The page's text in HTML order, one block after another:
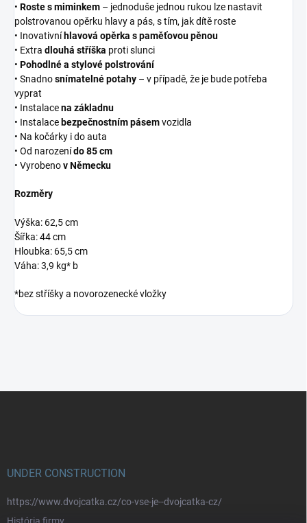
• Roste s miminkem – jednoduše jednou rukou lze nastavit
polstrovanou opěrku hlavy a pás, s tím, jak dítě roste
• Inovativní hlavová opěrka s paměťovou pěnou
• Extra dlouhá stříška proti slunci
• Pohodlné a stylové polstrování
• Snadnosnímatelné potahy – v případě, že je bude potřeba
vyprat
• Instalacena základnu
• Instalace bezpečnostním pásemvozidla
• Na kočárky i do auta
• Od narozenído 85 cm
• Vyrobenov Německu
Rozměry
Výška: 62,5 cm
Šířka: 44 cm
Hloubka: 65,5 cm
Váha: 3,9 kg* b
*bez stříšky a novorozenecké vložky
UNDER CONSTRUCTION
https://www.dvojcatka.cz/co-vse-je--dvojcatka-cz/